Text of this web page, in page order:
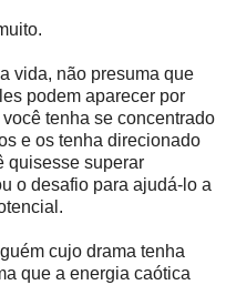
vida, não presuma que
podem aparecer por
tenha se concentrado
e os tenha direcionado
quisesse superar
o desafio para ajudá-lo a
cujo drama tenha
que a energia caótica